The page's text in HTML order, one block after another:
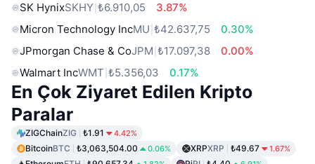
SK HynixSKHY ₺6.910,05
3.87%
Micron Technology IncMU ₺42.637,75
0.30%
JPmorgan Chase & CoJPM ₺17.097,38
0.00%
Walmart IncWMT ₺5.356,03 0.17%
En Çok Ziyaret Edilen Kripto
Paralar
ZIGChainZIG ₺1.91 4.42%
BitcoinBTC ₺3,063,504.00 0.06% XRPXRP ₺49.67 1.67%